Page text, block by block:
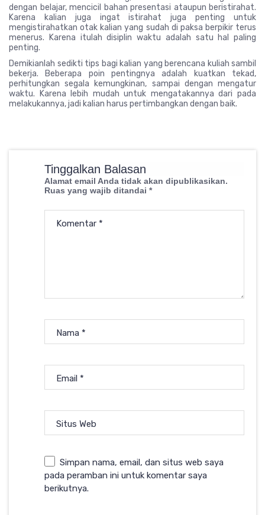
dengan belajar, mencicil bahan presentasi ataupun beristirahat.
Karena kalian juga ingat istirahat juga penting untuk
mengistirahatkan otak kalian yang sudah di paksa berpikir terus
menerus. Karena itulah disiplin waktu adalah satu hal paling
penting.
Demikianlah sedikti tips bagi kalian yang berencana kuliah sambil
bekerja. Beberapa poin pentingnya adalah kuatkan tekad,
perhitungkan segala kemungkinan, sampai dengan mengatur
waktu. Karena lebih mudah untuk mengatakannya dari pada
melakukannya, jadi kalian harus pertimbangkan dengan baik.
Tinggalkan Balasan
Alamat email Anda tidak akan dipublikasikan.
Ruas yang wajib ditandai *
Komentar *
Nama *
Email *
Situs Web
Simpan nama, email, dan situs web saya
pada peramban ini untuk komentar saya
berikutnya.